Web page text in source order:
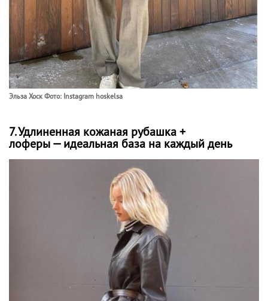
Эльза Хоск Фото: Instagram hoskelsa
7. Удлиненная кожаная рубашка +
лоферы — идеальная база на каждый день